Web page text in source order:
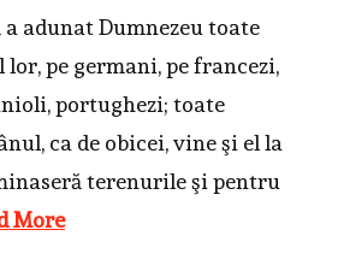
a adunat Dumnezeu toate
lor, pe germani, pe francezi,
portughezi; toate
ca de obicei, vine şi el la
terenurile şi pentru
More